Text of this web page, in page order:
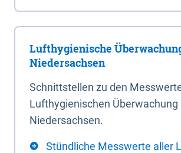
Lufthygienische
Niedersachsen
Schnittstellen zu den
Lufthygienischen Überwachung
Niedersachsen.
Stündliche Messwerte aller